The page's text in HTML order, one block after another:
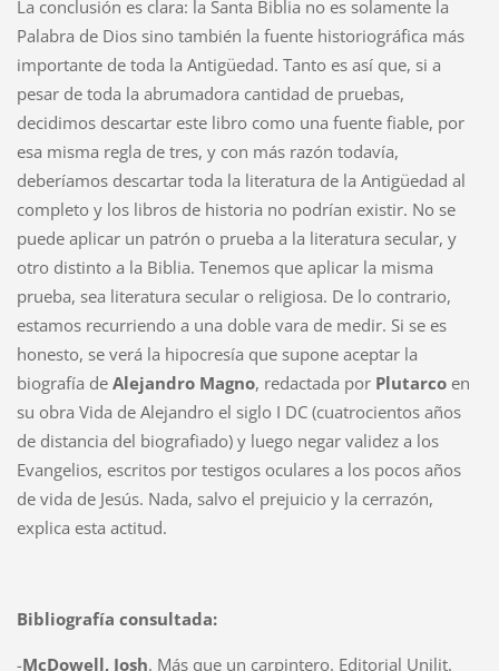
La conclusión es clara: la Santa Biblia no es solamente la
Palabra de Dios sino también la fuente historiográfica más
importante de toda la Antigüedad. Tanto es así que, si a
pesar de toda la abrumadora cantidad de pruebas,
decidimos descartar este libro como una fuente fiable, por
esa misma regla de tres, y con más razón todavía,
deberíamos descartar toda la literatura de la Antigüedad al
completo y los libros de historia no podrían existir. No se
puede aplicar un patrón o prueba a la literatura secular, y
otro distinto a la Biblia. Tenemos que aplicar la misma
prueba, sea literatura secular o religiosa. De lo contrario,
estamos recurriendo a una doble vara de medir. Si se es
honesto, se verá la hipocresía que supone aceptar la
biografía de Alejandro Magno, redactada por Plutarco en
su obra Vida de Alejandro el siglo I DC (cuatrocientos años
de distancia del biografiado) y luego negar validez a los
Evangelios, escritos por testigos oculares a los pocos años
de vida de Jesús. Nada, salvo el prejuicio y la cerrazón,
explica esta actitud.
Bibliografía consultada:
-McDowell, Josh. Más que un carpintero. Editorial Unilit.